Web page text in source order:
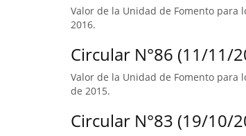
Valor de la Unidad de Fomento para
2016.
Circular N°86 (11/11/
Valor de la Unidad de Fomento para
de 2015.
Circular N°83 (19/10/